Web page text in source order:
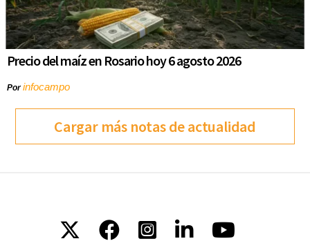
Precio del maíz en Rosario hoy 6 agosto 2026
Porinfocampo
Cargar más notas de actualidad